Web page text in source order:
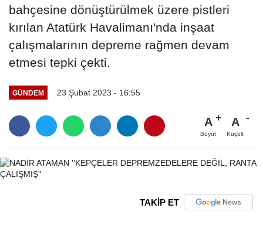
bahçesine dönüştürülmek üzere pistleri
kırılan Atatürk Havalimanı'nda inşaat
çalışmalarının depreme rağmen devam
etmesi tepki çekti.
GÜNDEM 23 Şubat 2023 - 16:55
A
Büyüt
A
Küçült
TAKİP ET